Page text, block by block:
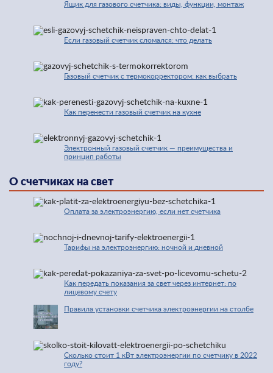
Ящик для газового счетчика: виды, функции, монтаж
Если газовый счетчик сломался: что делать
Газовый счетчик с термокорректором: как выбрать
Как перенести газовый счетчик на кухне
Электронный газовый счетчик — преимущества и
принцип работы
О счетчиках на свет
Оплата за электроэнергию, если нет счетчика
Тарифы на электроэнергию: ночной и дневной
Как передать показания за свет через интернет: по
лицевому счету
Правила установки счетчика электроэнергии на столбе
Сколько стоит 1 кВт электроэнергии по счетчику в 2022
году?